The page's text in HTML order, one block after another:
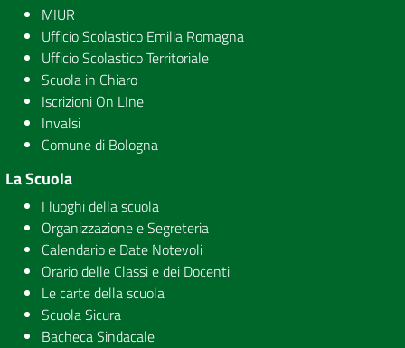
MIUR
Ufficio Scolastico Emilia Romagna
Ufficio Scolastico Territoriale
Scuola in Chiaro
Iscrizioni On LIne
Invalsi
Comune di Bologna
La Scuola
I luoghi della scuola
Organizzazione e Segreteria
Calendario e Date Notevoli
Orario delle Classi e dei Docenti
Le carte della scuola
Scuola Sicura
Bacheca Sindacale